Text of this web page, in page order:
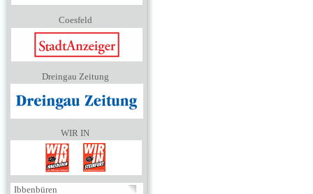
Coesfeld
Dreingau Zeitung
WIR IN
Ibbenbüren